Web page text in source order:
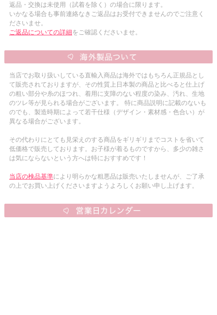
返品・交換は未使用（試着を除く）の場合に限ります。
いかなる場合も事前連絡なきご返品はお受付できませんのでご注意く
ださいませ。
ご返品についての詳細をご確認くださいませ。
当店でお取り扱いしている直輸入商品は海外ではもちろん正規品とし
て販売されておりますが、その性質上日本製の商品と比べると仕上げ
の粗い部分や糸のほつれ、着用に支障のない程度の染み、汚れ、生地
のツレ等が見られる場合がございます。 特に商品説明に記載のないも
のでも、製造時期によって若干仕様（デザイン・素材感・色合い）が
異なる場合がございます。
その代わりにとても見栄えのする商品をギリギリまでコストを省いて
低価格で販売しております。お子様が着るものですから、多少の雑さ
は気にならないという方へは特におすすめです！
当店の検品基準により明らかな粗悪品は販売いたしませんが、ご了承
の上でお買い上げくださいますようよろしくお願い申し上げます。